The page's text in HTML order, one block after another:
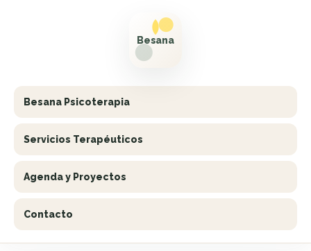
Besana Psicoterapia
Servicios Terapéuticos
Agenda y Proyectos
Contacto